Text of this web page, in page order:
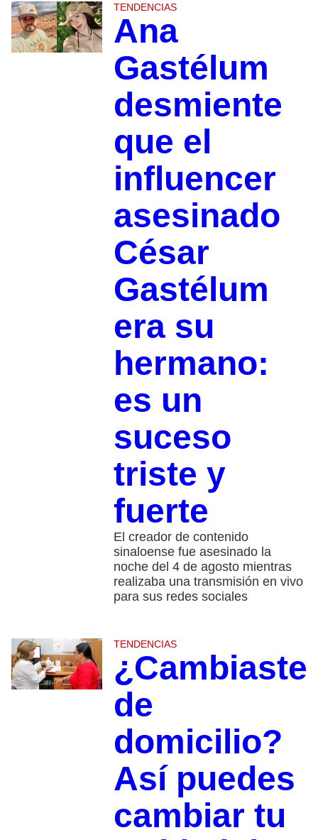
TENDENCIAS
Ana
Gastélum
desmiente
que el
influencer
asesinado
César
Gastélum
era su
hermano:
es un
suceso
triste y
fuerte
El creador de contenido
sinaloense fue asesinado la
noche del 4 de agosto mientras
realizaba una transmisión en vivo
para sus redes sociales
TENDENCIAS
¿Cambiaste
de
domicilio?
Así puedes
cambiar tu